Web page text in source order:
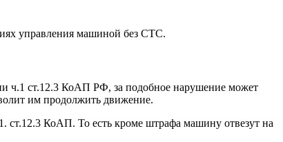
управления машиной без СТС.
ч.1 ст.12.3 КоАП РФ, за подобное нарушение может
им продолжить движение.
ст.12.3 КоАП. То есть кроме штрафа машину отвезут на